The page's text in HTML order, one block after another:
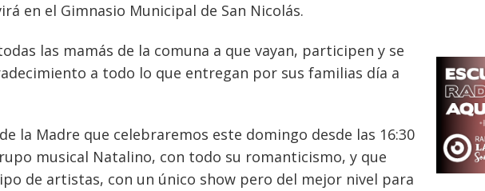
en el Gimnasio Municipal de San Nicolás.
las mamás de la comuna a que vayan, participen y se
a todo lo que entregan por sus familias día a
la Madre que celebraremos este domingo desde las 16:30
musical Natalino, con todo su romanticismo, y que
de artistas, con un único show pero del mejor nivel para